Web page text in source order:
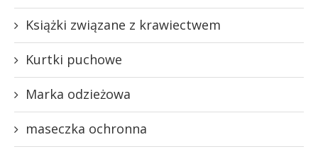
Książki związane z krawiectwem
Kurtki puchowe
Marka odzieżowa
maseczka ochronna